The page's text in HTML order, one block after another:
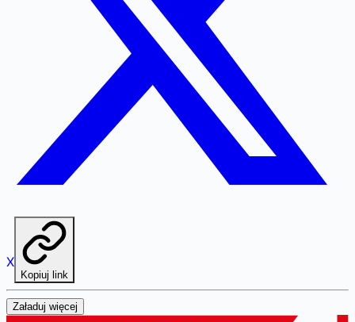
X
Kopiuj link
Załaduj więcej